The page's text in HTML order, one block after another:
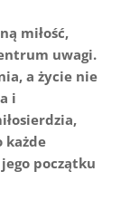
miłość,
uwagi.
a życie nie
i
każde
początku